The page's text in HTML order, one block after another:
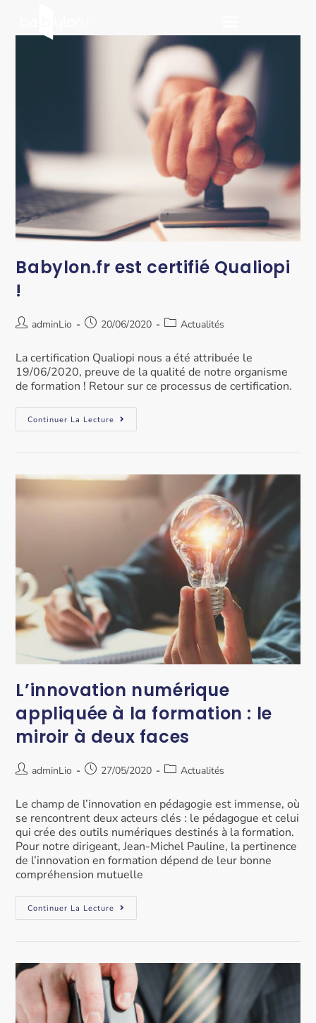
Babylon.fr est certifié Qualiopi
!
adminLio 20/06/2020 Actualités
La certification Qualiopi nous a été attribuée le
19/06/2020, preuve de la qualité de notre organisme
de formation ! Retour sur ce processus de certification.
Continuer La Lecture
L’innovation numérique
appliquée à la formation : le
miroir à deux faces
adminLio 27/05/2020 Actualités
Le champ de l’innovation en pédagogie est immense, où
se rencontrent deux acteurs clés : le pédagogue et celui
qui crée des outils numériques destinés à la formation.
Pour notre dirigeant, Jean-Michel Pauline, la pertinence
de l’innovation en formation dépend de leur bonne
compréhension mutuelle
Continuer La Lecture